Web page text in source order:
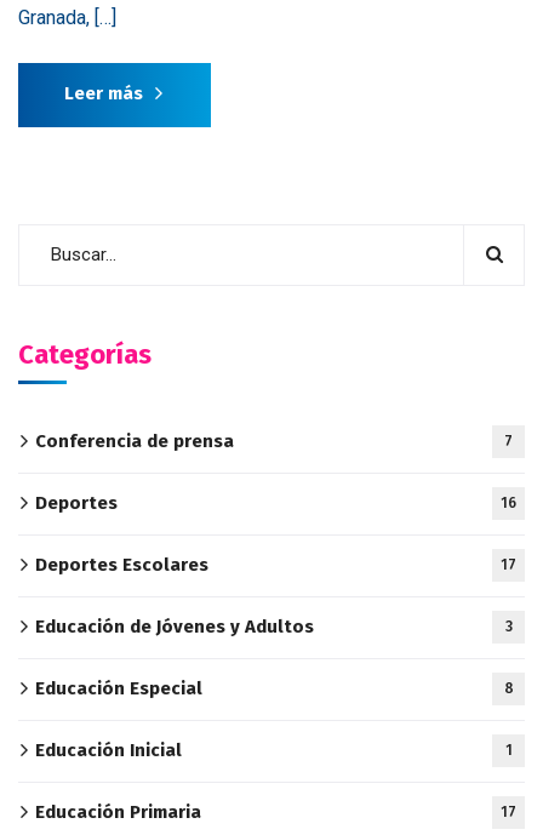
Granada, […]
Leer más
Categorías
Conferencia de prensa 7
Deportes 16
Deportes Escolares 17
Educación de Jóvenes y Adultos 3
Educación Especial 8
Educación Inicial 1
Educación Primaria 17